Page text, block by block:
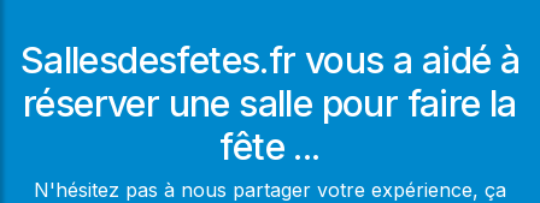
Sallesdesfetes.fr vous a aidé à
réserver une salle pour faire la
fête ...
N'hésitez pas à nous partager votre expérience, ça